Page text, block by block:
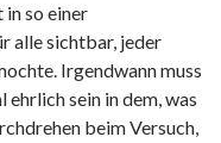
in so einer
alle sichtbar, jeder
Irgendwann muss
sein in dem, was
beim Versuch,